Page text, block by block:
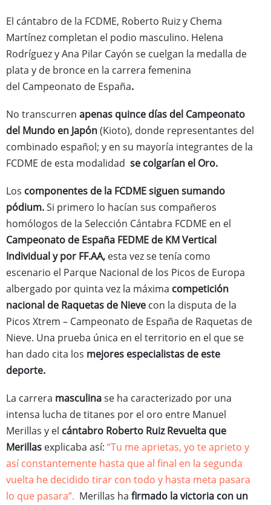
El cántabro de la FCDME, Roberto Ruiz y Chema
Martínez completan el podio masculino. Helena
Rodríguez y Ana Pilar Cayón se cuelgan la medalla de
plata y de bronce en la carrera femenina
del Campeonato de España.
No transcurren apenas quince días del Campeonato
del Mundo en Japón(Kioto), donde representantes del
combinado español; y en su mayoría integrantes de la
FCDME de esta modalidad se colgarían el Oro.
Los componentes de la FCDMEsiguen sumando
pódium.Si primero lo hacían sus compañeros
homólogos de la Selección Cántabra FCDME en el
Campeonato de España FEDME de KM Vertical
Individual y por FF.AA, esta vez se tenía como
escenario el Parque Nacional de los Picos de Europa
albergado por quinta vez la máxima competición
nacional de Raquetas de Nieve con la disputa de la
Picos Xtrem – Campeonato de España de Raquetas de
Nieve. Una prueba única en el territorio en el que se
han dado cita los mejores especialistas de este
deporte.
La carrera masculinase ha caracterizado por una
intensa lucha de titanes por el oro entre Manuel
Merillas y el cántabro Roberto Ruiz Revuelta que
Merillas explicaba así: “Tu me aprietas, yo te aprieto y
así constantemente hasta que al final en la segunda
vuelta he decidido tirar con todo y hasta meta pasara
lo que pasara”. Merillas ha firmado la victoria con un